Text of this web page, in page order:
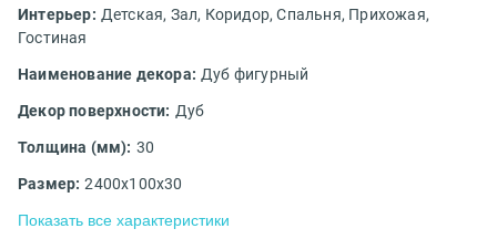
Интерьер: Детская, Зал, Коридор,Спальня, Прихожая,
Гостиная
Наименование декора: Дуб фигурный
Декор поверхности: Дуб
Толщина (мм): 30
Размер: 2400x100x30
Показать все характеристики